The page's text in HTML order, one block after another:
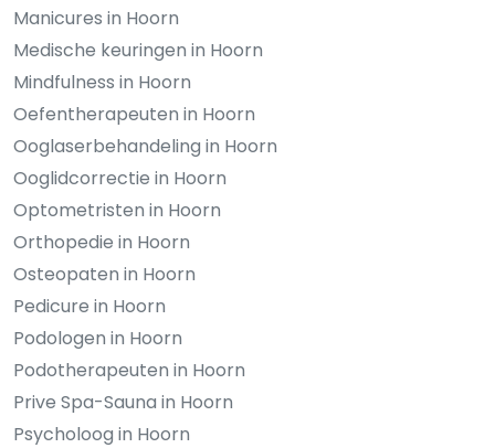
Manicures in Hoorn
Medische keuringen in Hoorn
Mindfulness in Hoorn
Oefentherapeuten in Hoorn
Ooglaserbehandeling in Hoorn
Ooglidcorrectie in Hoorn
Optometristen in Hoorn
Orthopedie in Hoorn
Osteopaten in Hoorn
Pedicure in Hoorn
Podologen in Hoorn
Podotherapeuten in Hoorn
Prive Spa-Sauna in Hoorn
Psycholoog in Hoorn